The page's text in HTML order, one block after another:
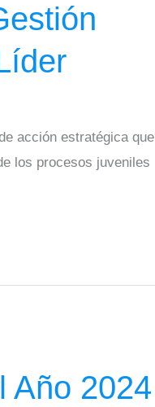
acción estratégica que
los procesos juveniles
Año 2024